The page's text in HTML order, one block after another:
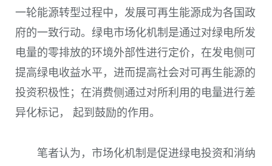
一轮能源转型过程中，发展可再生能源成为各国政
府的一致行动。绿电市场化机制是通过对绿电所发
电量的零排放的环境外部性进行定价，在发电侧可
提高绿电收益水平，进而提高社会对可再生能源的
投资积极性；在消费侧通过对所利用的电量进行差
异化标记， 起到鼓励的作用。
笔者认为，市场化机制是促进绿电投资和消纳